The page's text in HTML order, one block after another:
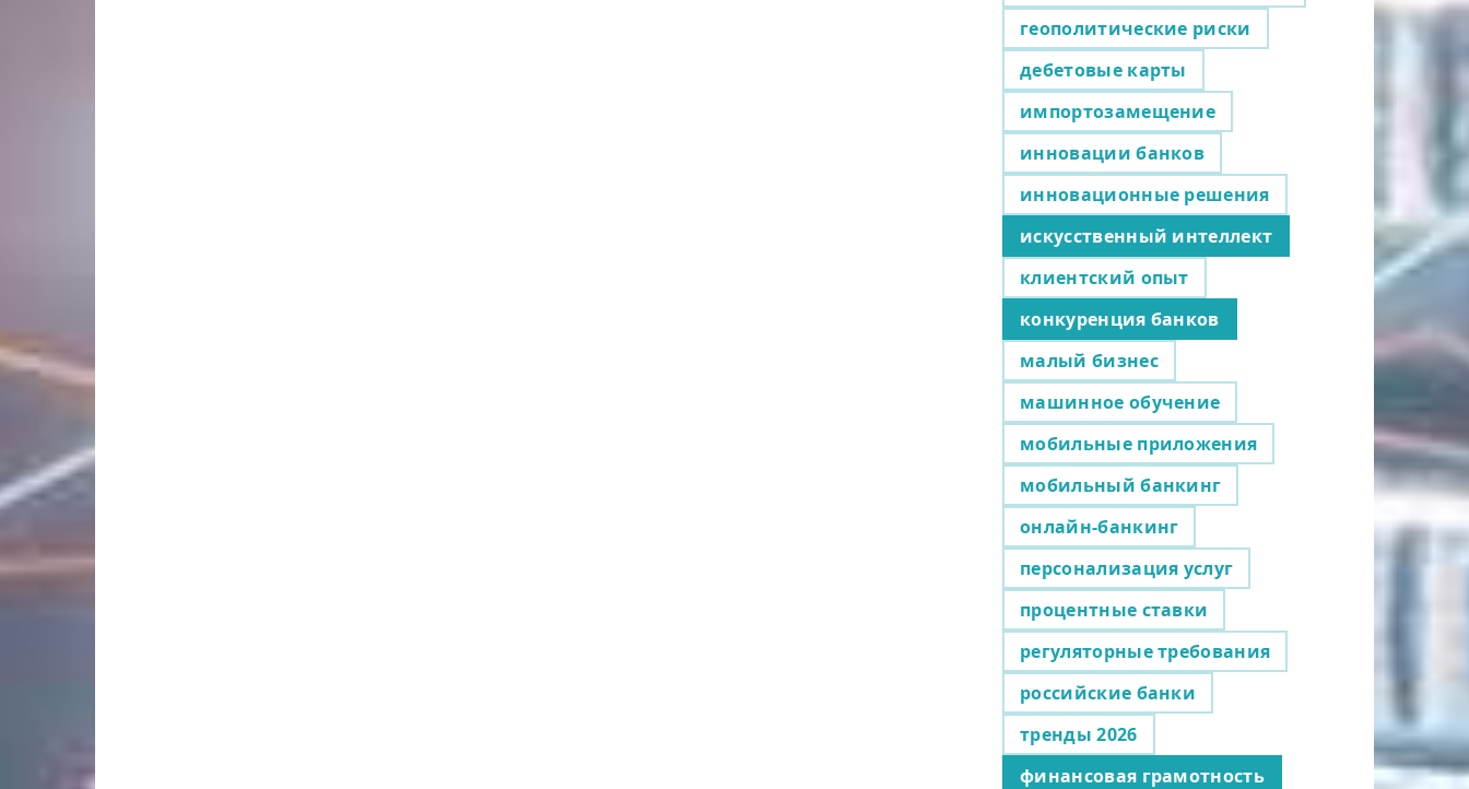
геополитические риски
дебетовые карты
импортозамещение
инновации банков
инновационные решения
искусственный интеллект
клиентский опыт
конкуренция банков
малый бизнес
машинное обучение
мобильные приложения
мобильный банкинг
онлайн-банкинг
персонализация услуг
процентные ставки
регуляторные требования
российские банки
тренды 2026
финансовая грамотность